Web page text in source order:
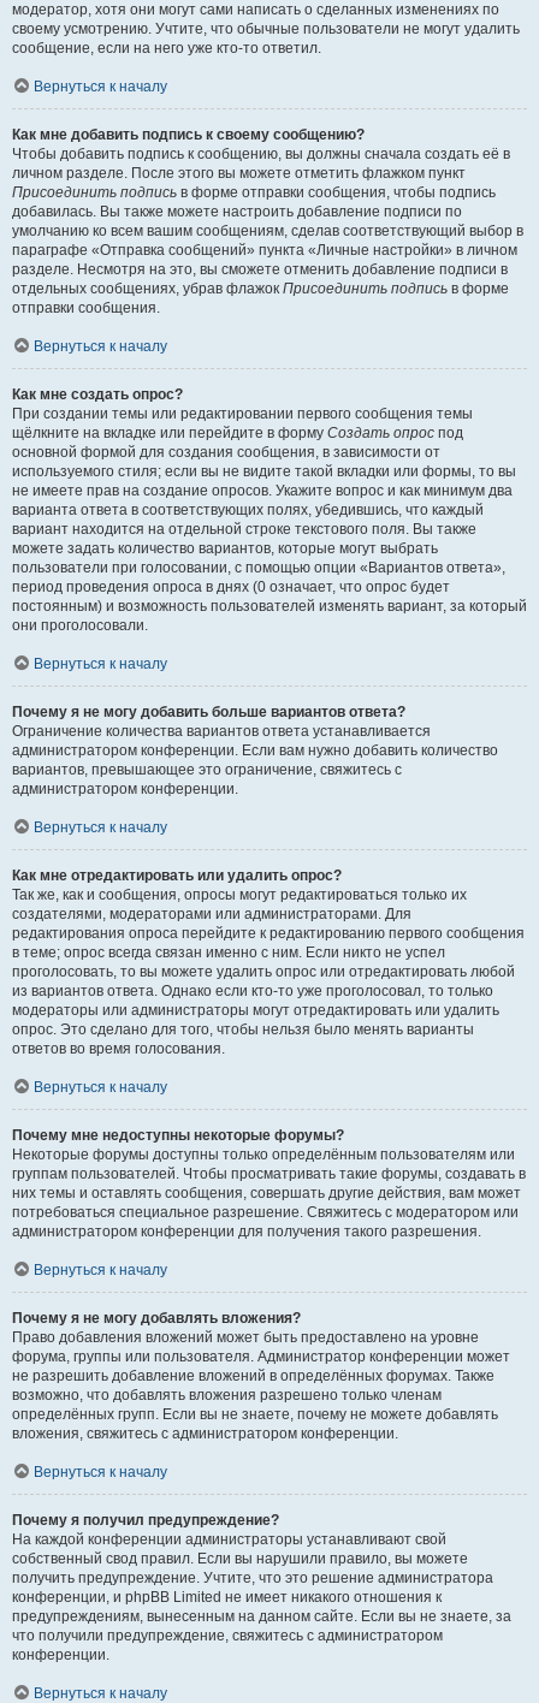
модератор, хотя они могут сами написать о сделанных изменениях по
своему усмотрению. Учтите, что обычные пользователи не могут удалить
сообщение, если на него уже кто-то ответил.
Вернуться к началу
Как мне добавить подпись к своему сообщению?
Чтобы добавить подпись к сообщению, вы должны сначала создать её в
личном разделе. После этого вы можете отметить флажком пункт
Присоединить подпись в форме отправки сообщения, чтобы подпись
добавилась. Вы также можете настроить добавление подписи по
умолчанию ко всем вашим сообщениям, сделав соответствующий выбор в
параграфе «Отправка сообщений» пункта «Личные настройки» в личном
разделе. Несмотря на это, вы сможете отменить добавление подписи в
отдельных сообщениях, убрав флажок Присоединить подпись в форме
отправки сообщения.
Вернуться к началу
Как мне создать опрос?
При создании темы или редактировании первого сообщения темы
щёлкните на вкладке или перейдите в форму Создать опрос под
основной формой для создания сообщения, в зависимости от
используемого стиля; если вы не видите такой вкладки или формы, то вы
не имеете прав на создание опросов. Укажите вопрос и как минимум два
варианта ответа в соответствующих полях, убедившись, что каждый
вариант находится на отдельной строке текстового поля. Вы также
можете задать количество вариантов, которые могут выбрать
пользователи при голосовании, с помощью опции «Вариантов ответа»,
период проведения опроса в днях (0 означает, что опрос будет
постоянным) и возможность пользователей изменять вариант, за который
они проголосовали.
Вернуться к началу
Почему я не могу добавить больше вариантов ответа?
Ограничение количества вариантов ответа устанавливается
администратором конференции. Если вам нужно добавить количество
вариантов, превышающее это ограничение, свяжитесь с
администратором конференции.
Вернуться к началу
Как мне отредактировать или удалить опрос?
Так же, как и сообщения, опросы могут редактироваться только их
создателями, модераторами или администраторами. Для
редактирования опроса перейдите к редактированию первого сообщения
в теме; опрос всегда связан именно с ним. Если никто не успел
проголосовать, то вы можете удалить опрос или отредактировать любой
из вариантов ответа. Однако если кто-то уже проголосовал, то только
модераторы или администраторы могут отредактировать или удалить
опрос. Это сделано для того, чтобы нельзя было менять варианты
ответов во время голосования.
Вернуться к началу
Почему мне недоступны некоторые форумы?
Некоторые форумы доступны только определённым пользователям или
группам пользователей. Чтобы просматривать такие форумы, создавать в
них темы и оставлять сообщения, совершать другие действия, вам может
потребоваться специальное разрешение. Свяжитесь с модератором или
администратором конференции для получения такого разрешения.
Вернуться к началу
Почему я не могу добавлять вложения?
Право добавления вложений может быть предоставлено на уровне
форума, группы или пользователя. Администратор конференции может
не разрешить добавление вложений в определённых форумах. Также
возможно, что добавлять вложения разрешено только членам
определённых групп. Если вы не знаете, почему не можете добавлять
вложения, свяжитесь с администратором конференции.
Вернуться к началу
Почему я получил предупреждение?
На каждой конференции администраторы устанавливают свой
собственный свод правил. Если вы нарушили правило, вы можете
получить предупреждение. Учтите, что это решение администратора
конференции, и phpBB Limited не имеет никакого отношения к
предупреждениям, вынесенным на данном сайте. Если вы не знаете, за
что получили предупреждение, свяжитесь с администратором
конференции.
Вернуться к началу